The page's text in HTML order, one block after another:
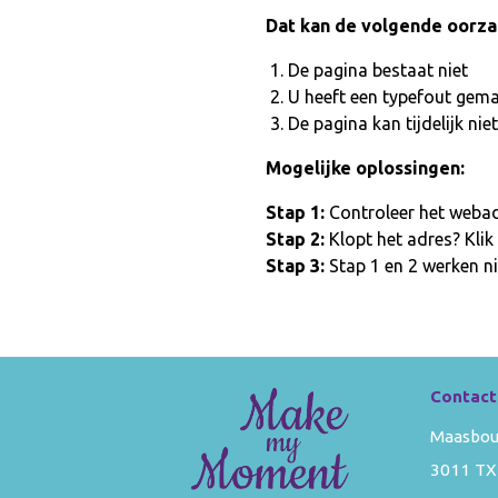
Dat kan de volgende
De pagina bestaat niet
U heeft een typefout
De pagina kan tijdelijk
Mogelijke oplossingen:
Stap 1:Controleer het
Stap 2:Klopt het adres?
Stap 3:Stap 1 en 2 werken
Contact
3011